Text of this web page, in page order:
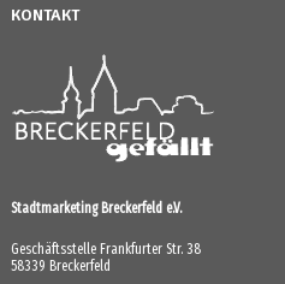
KONTAKT
Stadtmarketing Breckerfeld e.V.
Geschäftsstelle Frankfurter Str. 38
58339 Breckerfeld